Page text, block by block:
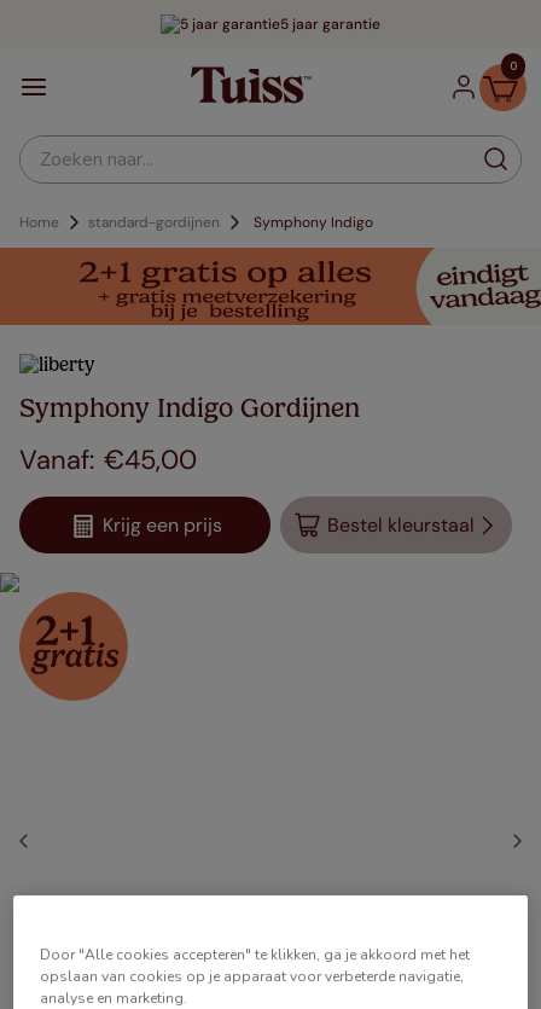
5 jaar garantie
0
Zoeken naar...
Home standard-gordijnen Symphony Indigo
Symphony Indigo Gordijnen
€45,00
Krijg een prijs Bestel kleurstaal
Door "Alle cookies accepteren" te klikken, ga je akkoord met het
opslaan van cookies op je apparaat voor verbeterde navigatie,
analyse en marketing.